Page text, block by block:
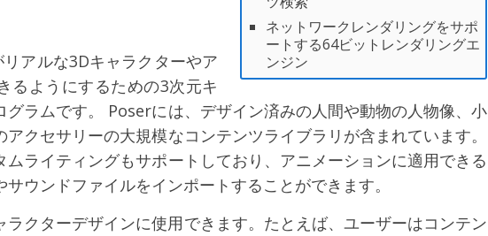
ネットワークレンダリングをサポ
ートする64ビットレンダリングエ
ンジン
アルな3Dキャラクターやア
るようにするための3次元キ
グラムです。 Poserには、デザイン済みの人間や動物の人物像、小
クセサリーの大規模なコンテンツライブラリが含まれています。
ムライティングもサポートしており、アニメーションに適用できる
ウンドファイルをインポートすることができます。
ラクターデザインに使用できます。たとえば、ユーザーはコンテン